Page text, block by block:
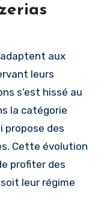
aux
leurs
s’est hissé au
la catégorie
propose des
Cette évolution
profiter des
leur régime